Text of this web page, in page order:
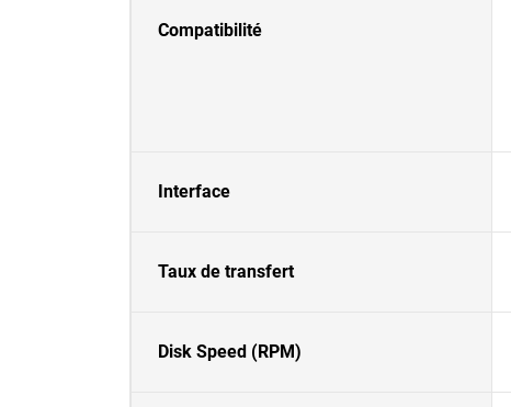
Compatibilité
Interface
Taux de transfert
Disk Speed (RPM)